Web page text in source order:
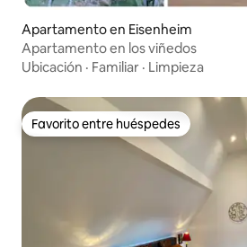
Apartamento en Eisenheim
Apartamento en los viñedos
Ubicación · Familiar · Limpieza
Favorito entre huéspedes
Favorito entre huéspedes